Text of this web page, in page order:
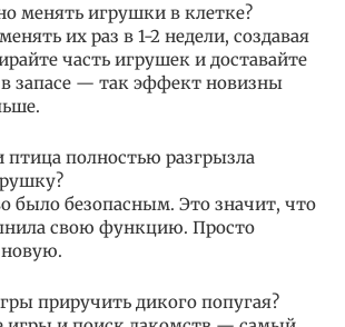
менять игрушки в клетке?
их раз в 1-2 недели, создавая
часть игрушек и доставайте
запасе — так эффект новизны
птица полностью разгрызла
было безопасным. Это значит, что
свою функцию. Просто
новую.
приручить дикого попугая?